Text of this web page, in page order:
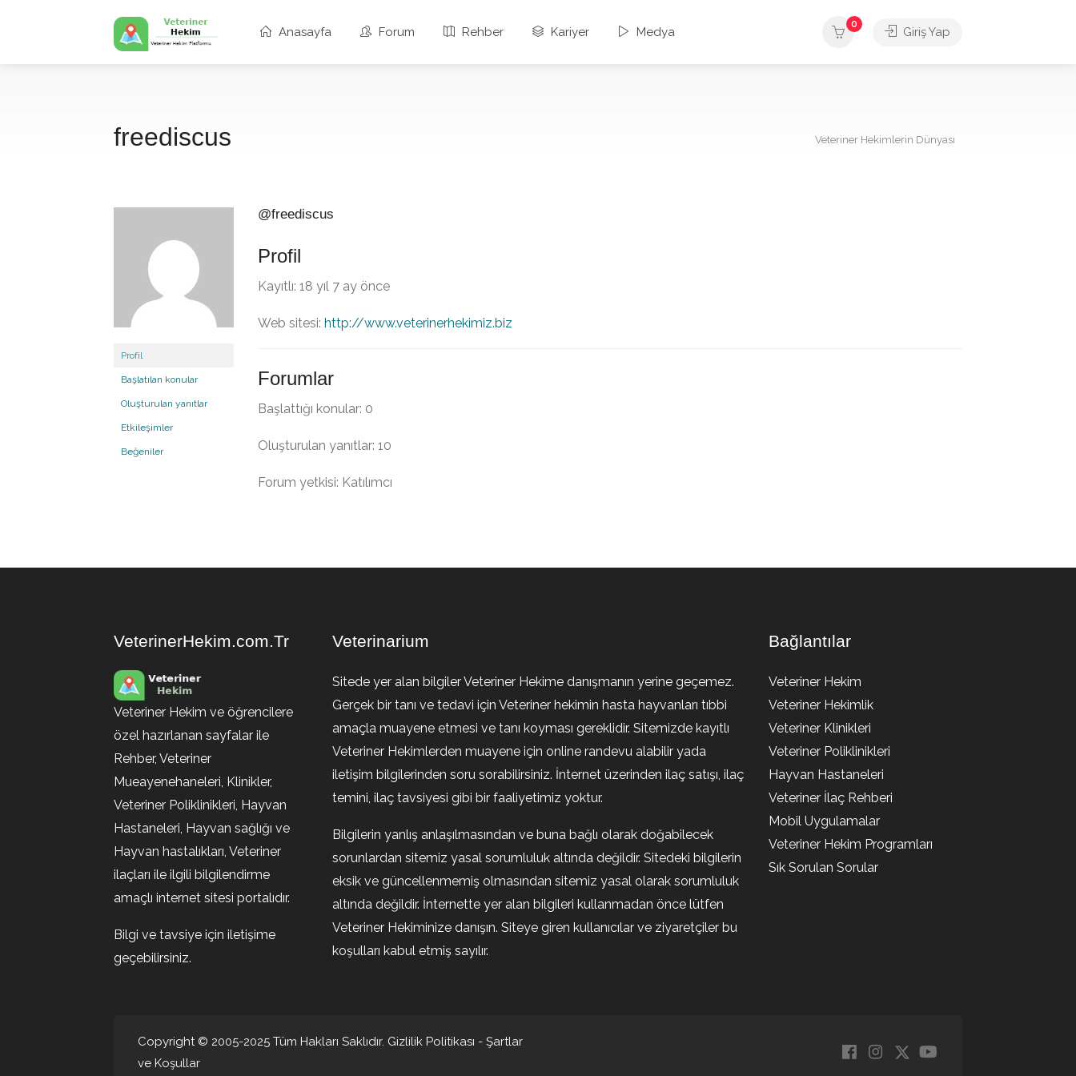
Anasayfa Forum Rehber Kariyer Medya
0
Giriş Yap
freediscus Veteriner Hekimlerin Dünyası
Profil
Başlatılan konular
Oluşturulan yanıtlar
Etkileşimler
Beğeniler
@freediscus
Profil
Kayıtlı: 18 yıl 7 ay önce
Web sitesi: http://www.veterinerhekimiz.biz
Forumlar
Başlattığı konular: 0
Oluşturulan yanıtlar: 10
Forum yetkisi: Katılımcı
VeterinerHekim.com.Tr
Veteriner Hekim ve öğrencilere
özel hazırlanan sayfalar ile
Rehber, Veteriner
Mueayenehaneleri, Klinikler,
Veteriner Poliklinikleri, Hayvan
Hastaneleri, Hayvan sağlığı ve
Hayvan hastalıkları, Veteriner
ilaçları ile ilgili bilgilendirme
amaçlı internet sitesi portalıdır.
Bilgi ve tavsiye için iletişime
geçebilirsiniz.
Veterinarium
Sitede yer alan bilgiler Veteriner Hekime danışmanın yerine geçemez.
Gerçek bir tanı ve tedavi için Veteriner hekimin hasta hayvanları tıbbi
amaçla muayene etmesi ve tanı koyması gereklidir. Sitemizde kayıtlı
Veteriner Hekimlerden muayene için online randevu alabilir yada
iletişim bilgilerinden soru sorabilirsiniz. İnternet üzerinden ilaç satışı, ilaç
temini, ilaç tavsiyesi gibi bir faaliyetimiz yoktur.
Bilgilerin yanlış anlaşılmasından ve buna bağlı olarak doğabilecek
sorunlardan sitemiz yasal sorumluluk altında değildir. Sitedeki bilgilerin
eksik ve güncellenmemiş olmasından sitemiz yasal olarak sorumluluk
altında değildir. İnternette yer alan bilgileri kullanmadan önce lütfen
Veteriner Hekiminize danışın. Siteye giren kullanıcılar ve ziyaretçiler bu
koşulları kabul etmiş sayılır.
Bağlantılar
Veteriner Hekim
Veteriner Hekimlik
Veteriner Klinikleri
Veteriner Poliklinikleri
Hayvan Hastaneleri
Veteriner İlaç Rehberi
Mobil Uygulamalar
Veteriner Hekim Programları
Sık Sorulan Sorular
Copyright © 2005-2025 Tüm Hakları Saklıdır. Gizlilik Politikası - Şartlar
ve Koşullar